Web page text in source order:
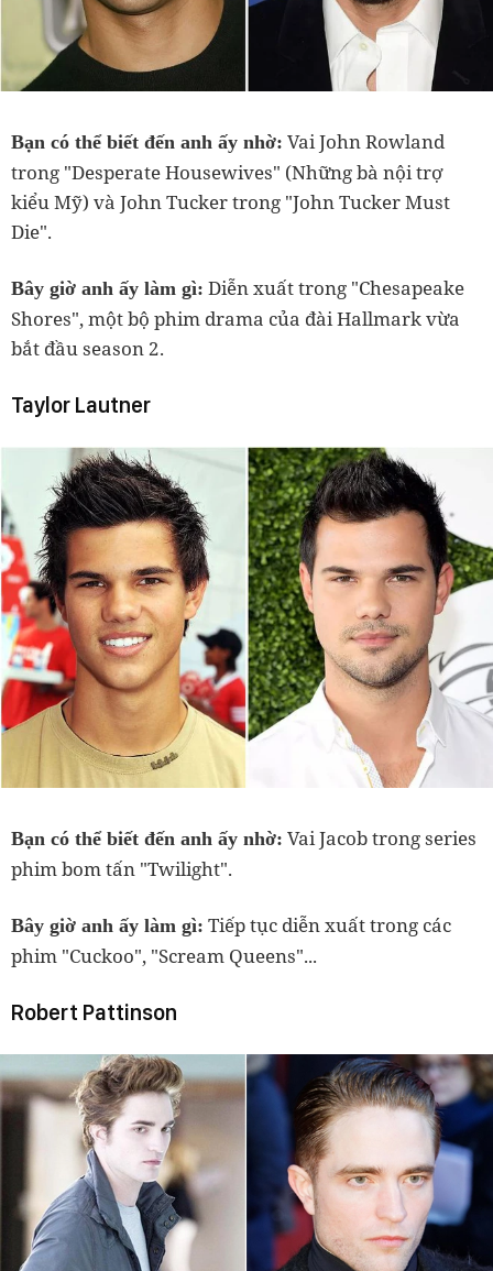
Bạn có thể biết đến anh ấy nhờ: Vai John Rowland
trong "Desperate Housewives" (Những bà nội trợ
kiểu Mỹ) và John Tucker trong "John Tucker Must
Die".
Bây giờ anh ấy làm gì: Diễn xuất trong "Chesapeake
Shores", một bộ phim drama của đài Hallmark vừa
bắt đầu season 2.
Taylor Lautner
Bạn có thể biết đến anh ấy nhờ: Vai Jacob trong series
phim bom tấn "Twilight".
Bây giờ anh ấy làm gì: Tiếp tục diễn xuất trong các
phim "Cuckoo", "Scream Queens"...
Robert Pattinson